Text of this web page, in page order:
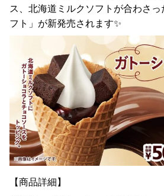
ス、北海道ミルクソフトが合わさ
フト」が新発売されます✨
【商品詳細】